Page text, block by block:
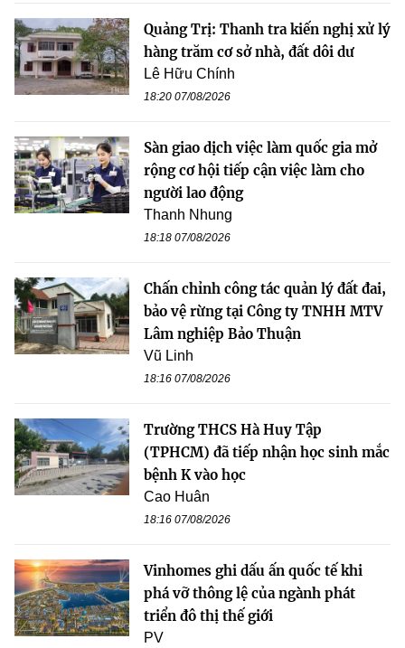
Quảng Trị: Thanh tra kiến nghị xử lý
hàng trăm cơ sở nhà, đất dôi dư
Lê Hữu Chính
18:20 07/08/2026
Sàn giao dịch việc làm quốc gia mở
rộng cơ hội tiếp cận việc làm cho
người lao động
Thanh Nhung
18:18 07/08/2026
Chấn chỉnh công tác quản lý đất đai,
bảo vệ rừng tại Công ty TNHH MTV
Lâm nghiệp Bảo Thuận
Vũ Linh
18:16 07/08/2026
Trường THCS Hà Huy Tập
(TPHCM) đã tiếp nhận học sinh mắc
bệnh K vào học
Cao Huân
18:16 07/08/2026
Vinhomes ghi dấu ấn quốc tế khi
phá vỡ thông lệ của ngành phát
triển đô thị thế giới
PV